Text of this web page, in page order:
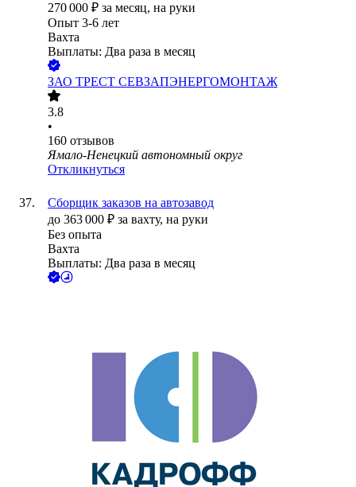
270 000 ₽ за месяц, на руки
Опыт 3-6 лет
Вахта
Выплаты: Два раза в месяц
ЗАО ТРЕСТ СЕВЗАПЭНЕРГОМОНТАЖ
3.8
•
160 отзывов
Ямало-Ненецкий автономный округ
Откликнуться
Сборщик заказов на автозавод
до 363 000 ₽ за вахту, на руки
Без опыта
Вахта
Выплаты: Два раза в месяц